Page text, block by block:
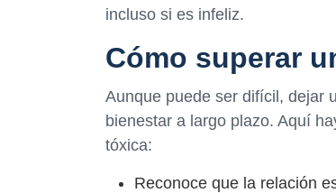
incluso si es infeliz.
Cómo superar
Aunque puede ser difícil, dejar
bienestar a largo plazo. Aquí
tóxica:
Reconoce que la relación